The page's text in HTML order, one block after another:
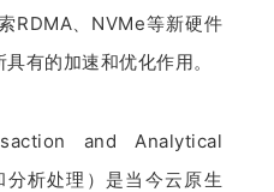
RDMA、NVMe等新硬件
有的加速和优化作用。
and Analytical
析处理）是当今云原生